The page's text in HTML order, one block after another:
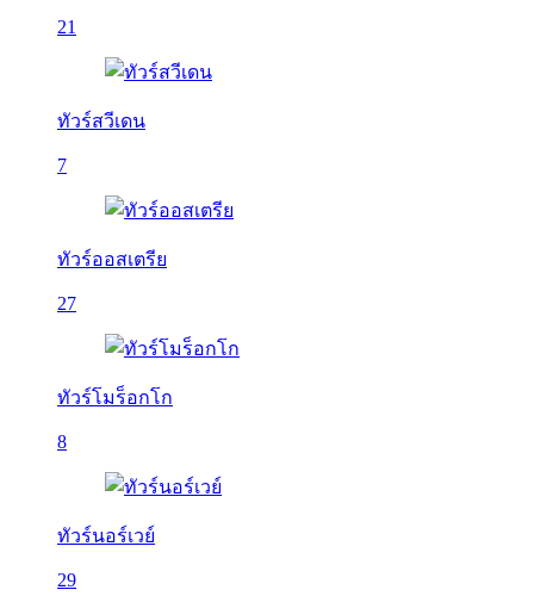
21
ทัวร์สวีเดน
7
ทัวร์ออสเตรีย
27
ทัวร์โมร็อกโก
8
ทัวร์นอร์เวย์
29